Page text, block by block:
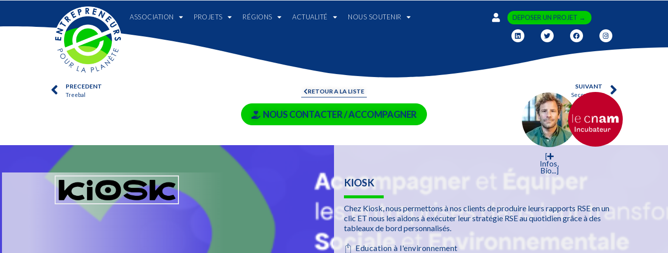
ASSOCIATION PROJETS RÉGIONS ACTUALITÉ NOUS SOUTENIR DEPOSER UN PROJET →
RETOUR A LA LISTE
PRECEDENT
Treebal
SUIVANT
Second Sew
NOUS CONTACTER / ACCOMPAGNER
[
Infos,
Bio...]
KIOSK
Chez Kiosk, nous permettons à nos clients de produire leurs rapports RSE en un
clic ET nous les aidons à exécuter leur stratégie RSE au quotidien grâce à des
tableaux de bord personnalisés.
Education à l'environnement